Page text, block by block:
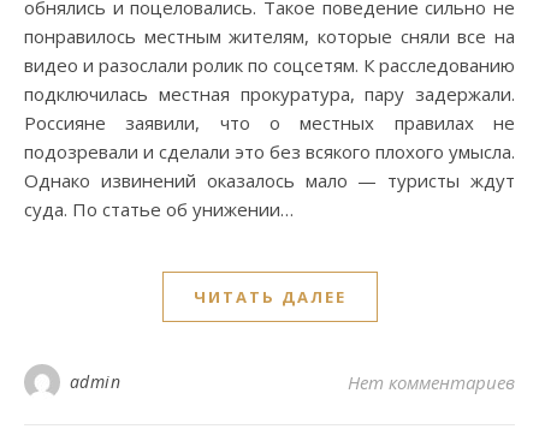
обнялись и поцеловались. Такое поведение сильно не
понравилось местным жителям, которые сняли все на
видео и разослали ролик по соцсетям. К расследованию
подключилась местная прокуратура, пару задержали.
Россияне заявили, что о местных правилах не
подозревали и сделали это без всякого плохого умысла.
Однако извинений оказалось мало — туристы ждут
суда. По статье об унижении…
ЧИТАТЬ ДАЛЕЕ
admin Нет комментариев